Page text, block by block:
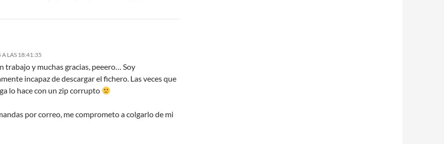
LAS 18:41:35
trabajo y muchas gracias, peeero… Soy
incapaz de descargar el fichero. Las veces que
lo hace con un zip corrupto
por correo, me comprometo a colgarlo de mi